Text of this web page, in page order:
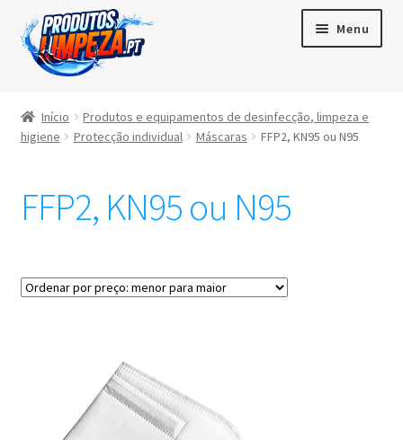
Menu
Contactos
Português ▼
Início
Produtos e equipamentos de desinfecção, limpeza e
higiene
Protecção individual Máscaras FFP2, KN95 ou N95
FFP2, KN95 ou N95